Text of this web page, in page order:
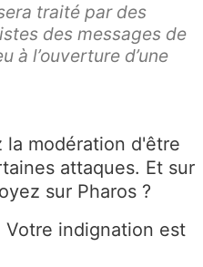
traité par des
des messages de
à l’ouverture d’une
la modération d'être
attaques. Et sur
sur Pharos ?
indignation est